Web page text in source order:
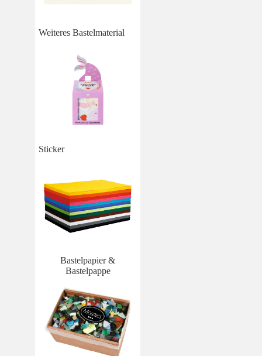
Weiteres Bastelmaterial
Sticker
Bastelpapier &
Bastelpappe